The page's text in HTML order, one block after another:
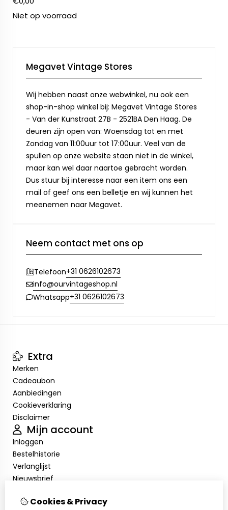
Niet op voorraad
Megavet Vintage Stores
Wij hebben naast onze webwinkel, nu ook een
shop-in-shop winkel bij: Megavet Vintage Stores
- Van der Kunstraat 27B - 2521BA Den Haag. De
deuren zijn open van: Woensdag tot en met
Zondag van 11:00uur tot 17:00uur. Veel van de
spullen op onze website staan niet in de winkel,
maar kan wel daar naartoe gebracht worden.
Dus stuur bij interesse naar een item ons een
mail of geef ons een belletje en wij kunnen het
meenemen naar Megavet.
Neem contact met ons op
Telefoon+31 0626102673
info@ourvintageshop.nl
Whatsapp+31 0626102673
Extra
Merken
Cadeaubon
Aanbiedingen
Cookieverklaring
Disclaimer
Mijn account
Inloggen
Bestelhistorie
Verlanglijst
Nieuwsbrief
Disclaimer
Cookies & Privacy